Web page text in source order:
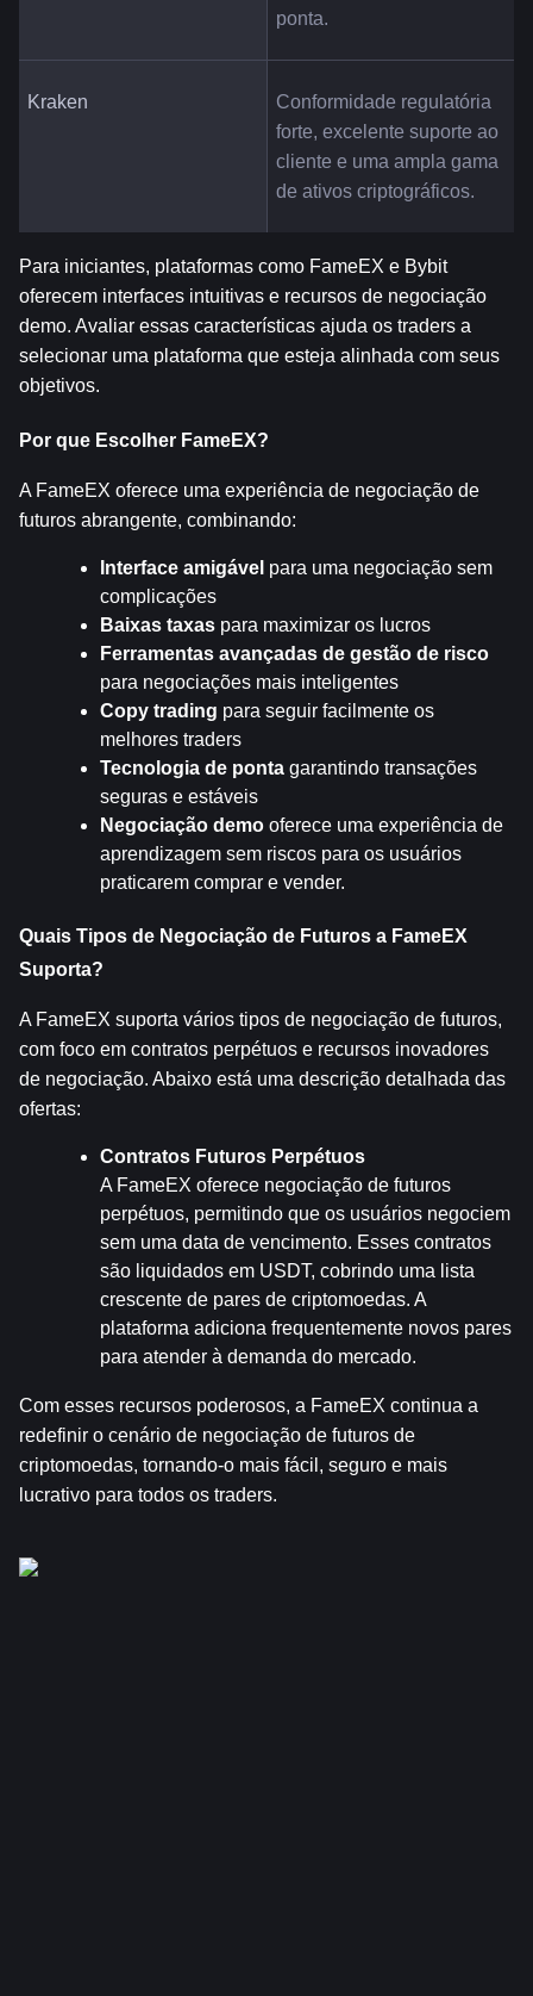
ponta.
Kraken
Conformidade regulatória
forte, excelente suporte ao
cliente e uma ampla gama
de ativos criptográficos.
Para iniciantes, plataformas como FameEX e Bybit
oferecem interfaces intuitivas e recursos de negociação
demo. Avaliar essas características ajuda os traders a
selecionar uma plataforma que esteja alinhada com seus
objetivos.
Por que Escolher FameEX?
A FameEX oferece uma experiência de negociação de
futuros abrangente, combinando:
Interface amigável para uma negociação sem
complicações
Baixas taxas para maximizar os lucros
Ferramentas avançadas de gestão de risco
para negociações mais inteligentes
Copy trading para seguir facilmente os
melhores traders
Tecnologia de ponta garantindo transações
seguras e estáveis
Negociação demo oferece uma experiência de
aprendizagem sem riscos para os usuários
praticarem comprar e vender.
Quais Tipos de Negociação de Futuros a FameEX
Suporta?
A FameEX suporta vários tipos de negociação de futuros,
com foco em contratos perpétuos e recursos inovadores
de negociação. Abaixo está uma descrição detalhada das
ofertas:
Contratos Futuros Perpétuos
A FameEX oferece negociação de futuros
perpétuos, permitindo que os usuários negociem
sem uma data de vencimento. Esses contratos
são liquidados em USDT, cobrindo uma lista
crescente de pares de criptomoedas. A
plataforma adiciona frequentemente novos pares
para atender à demanda do mercado.
Com esses recursos poderosos, a FameEX continua a
redefinir o cenário de negociação de futuros de
criptomoedas, tornando-o mais fácil, seguro e mais
lucrativo para todos os traders.